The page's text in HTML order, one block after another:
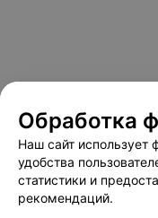
Обработка
Наш сайт использует
удобства
статистики и
рекомендаций.